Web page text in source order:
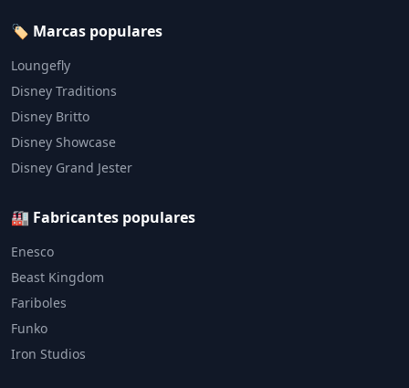
🏷️ Marcas populares
Loungefly
Disney Traditions
Disney Britto
Disney Showcase
Disney Grand Jester
🏭 Fabricantes populares
Enesco
Beast Kingdom
Fariboles
Funko
Iron Studios